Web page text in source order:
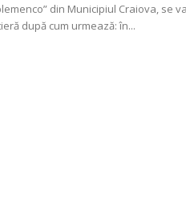
din Municipiul Craiova, se
rutieră după cum urmează: în...